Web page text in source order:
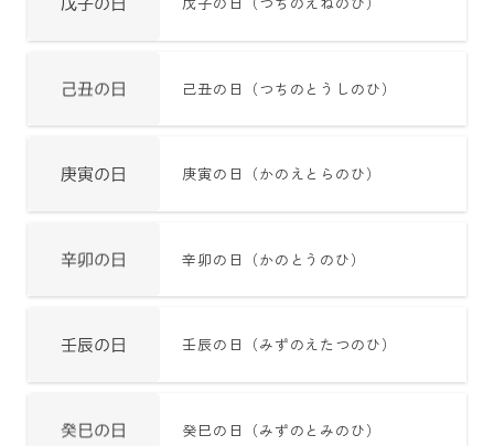
己丑の日（つちのとうしのひ）
庚寅の日（かのえとらのひ）
辛卯の日（かのとうのひ）
壬辰の日（みずのえたつのひ）
癸巳の日（みずのとみのひ）